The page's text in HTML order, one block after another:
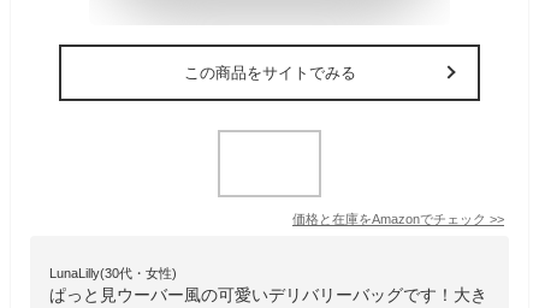
この商品をサイトでみる
価格と在庫をAmazonでチェック >>
LunaLilly(30代・女性)
ぱっと見ウーバー風の可愛いデリバリーバッグです！大き